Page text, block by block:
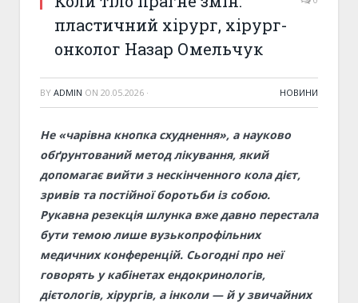
пластичний хірург, хірург-
онколог Назар Омельчук
BY ADMIN ON 20.05.2026 · НОВИНИ
Не «чарівна кнопка схуднення», а науково
обґрунтований метод лікування, який
допомагає вийти з нескінченного кола дієт,
зривів та постійної боротьби із собою.
Рукавна резекція шлунка вже давно перестала
бути темою лише вузькопрофільних
медичних конференцій. Сьогодні про неї
говорять у кабінетах ендокринологів,
дієтологів, хірургів, а інколи — й у звичайних